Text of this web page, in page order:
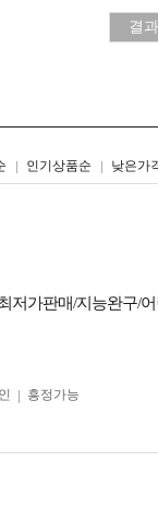
인기상품순 낮은가
리스트형갤러리형
저가판매/지능완구/
흥정가능